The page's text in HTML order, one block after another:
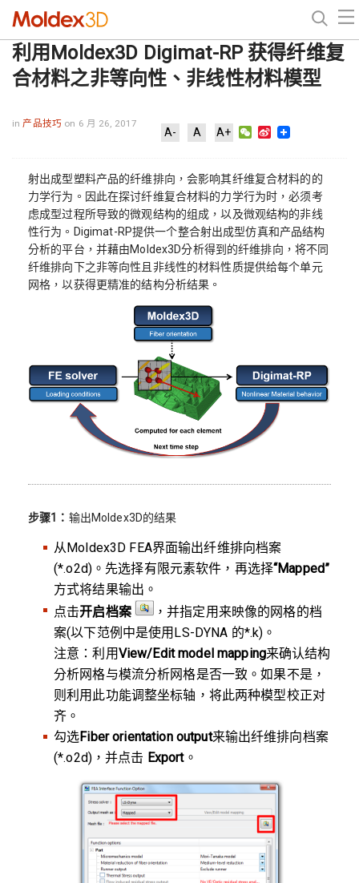
利用Moldex3D Digimat-RP 获得纤维复
合材料之非等向性、非线性材料模型
in产品技巧 on 6 月 26, 2017
A- A A+ WeChat
Sina
射出成型塑料产品的纤维排向，会影响其纤维复合材料的的
力学行为。因此在探讨纤维复合材料的力学行为时，必须考
虑成型过程所导致的微观结构的组成，以及微观结构的非线
性行为。Digimat-RP提供一个整合射出成型仿真和产品结构
分析的平台，并藉由Moldex3D分析得到的纤维排向，将不同
纤维排向下之非等向性且非线性的材料性质提供给每个单元
网格，以获得更精准的结构分析结果。
步骤1： 输出Moldex3D的结果
从Moldex3D FEA界面输出纤维排向档案
(*.o2d)。先选择有限元素软件，再选择“Mapped”
方式将结果输出。
点击开启档案
，并指定用来映像的网格的档
案(以下范例中是使用LS-DYNA 的*.k)。
注意：利用View/Edit model mapping来确认结构
分析网格与模流分析网格是否一致。如果不是，
则利用此功能调整坐标轴，将此两种模型校正对
齐。
勾选Fiber orientation output来输出纤维排向档案
(*.o2d)，并点击 Export。